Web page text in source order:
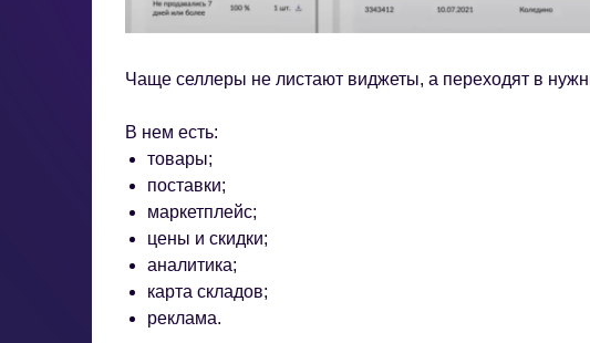
Чаще селлеры не листают виджеты, а переходят в
В нем есть:
товары;
поставки;
маркетплейс;
цены и скидки;
аналитика;
карта складов;
реклама.